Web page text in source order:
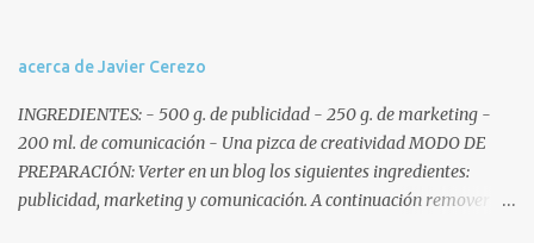
involucrado en la campaña. Remitiéndonos a la ANA, que no es
o briefing es un documento escrito mediante el cual la empresa
anunciante ofrece un reporte exhaustivo y coherente de la
situación comercial, señala los objetivos de comunicación y define
las competencias de la agencia . Características del briefing
acerca de Javier Cerezo
INGREDIENTES: - 500 g. de publicidad - 250 g. de marketing -
200 ml. de comunicación - Una pizca de creatividad MODO DE
PREPARACIÓN: Verter en un blog los siguientes ingredientes:
publicidad, marketing y comunicación. A continuación remover y